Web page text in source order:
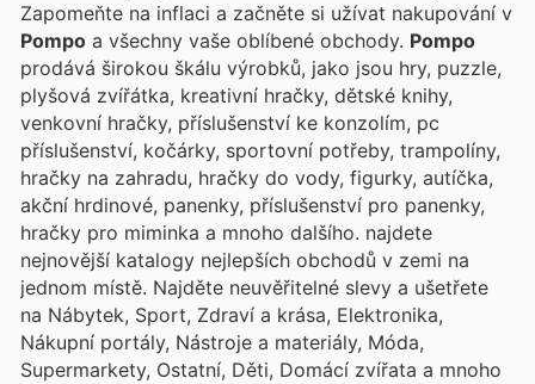
Zapomeňte na inflaci a začněte si užívat nakupování v
Pompo a všechny vaše oblíbené obchody. Pompo
prodává širokou škálu výrobků, jako jsou hry, puzzle,
plyšová zvířátka, kreativní hračky, dětské knihy,
venkovní hračky, příslušenství ke konzolím, pc
příslušenství, kočárky, sportovní potřeby, trampolíny,
hračky na zahradu, hračky do vody, figurky, autíčka,
akční hrdinové, panenky, příslušenství pro panenky,
hračky pro miminka a mnoho dalšího. najdete
nejnovější katalogy nejlepších obchodů v zemi na
jednom místě. Najděte neuvěřitelné slevy a ušetřete
na Nábytek, Sport, Zdraví a krása, Elektronika,
Nákupní portály, Nástroje a materiály, Móda,
Supermarkety, Ostatní, Děti, Domácí zvířata a mnoho